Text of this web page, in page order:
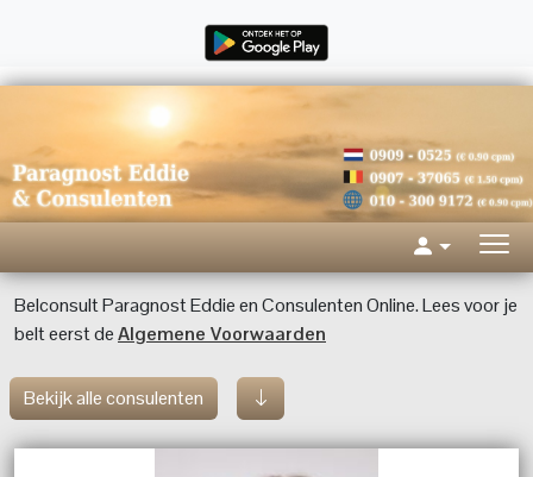
Belconsult Paragnost Eddie en Consulenten Online. Lees voor je
belt eerst deAlgemene Voorwaarden
Bekijk alle consulenten